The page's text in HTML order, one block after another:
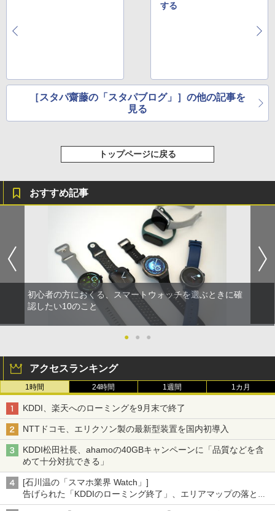
する
［スタパ齋藤の「スタパブログ」］の他の記事を
見る
トップページに戻る
おすすめ記事
初心者の方におくる、スマートウォッチを選ぶときに確
認したい10のこと
● ● ●
アクセスランキング
1時間 24時間 1週間 1カ月
KDDI、楽天へのローミングを9月末で終了
NTTドコモ、エリクソン製の最新型装置を国内初導入
KDDI松田社長、ahamoの40GBキャンペーンに「品質などを含
めて十分対抗できる」
[石川温の「スマホ業界 Watch」]
告げられた「KDDIのローミング終了」、エリアマップの落とし
穴と楽天モバイルの課題